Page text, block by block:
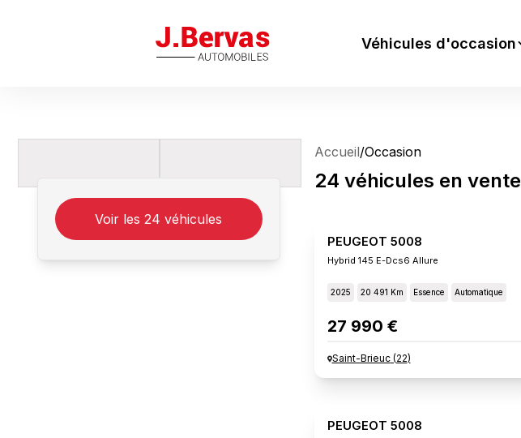
J.Bervas Véhicules d'occasion
Voir les 24 véhicules
Accueil/Occasion
24 véhicules en vente
PEUGEOT 5008
Hybrid 145 E-Dcs6 Allure
2025 20 491 Km Essence Automatique
27 990 €
Saint-Brieuc(22)
PEUGEOT 5008